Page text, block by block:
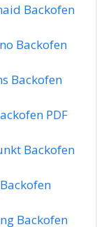
Backofen
Backofen
Backofen
PDF
Backofen
Backofen